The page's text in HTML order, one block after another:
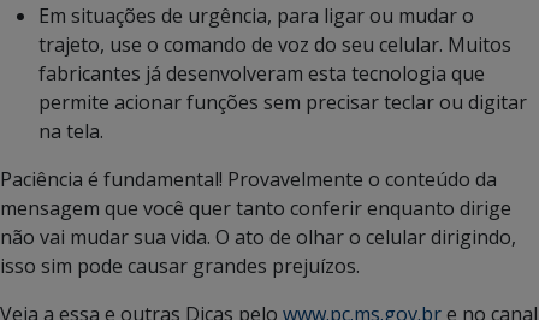
Em situações de urgência, para ligar ou mudar o
trajeto, use o comando de voz do seu celular. Muitos
fabricantes já desenvolveram esta tecnologia que
permite acionar funções sem precisar teclar ou digitar
na tela.
Paciência é fundamental! Provavelmente o conteúdo da
mensagem que você quer tanto conferir enquanto dirige
não vai mudar sua vida. O ato de olhar o celular dirigindo,
isso sim pode causar grandes prejuízos.
Veja a essa e outras Dicas pelo www.pc.ms.gov.bre no canal